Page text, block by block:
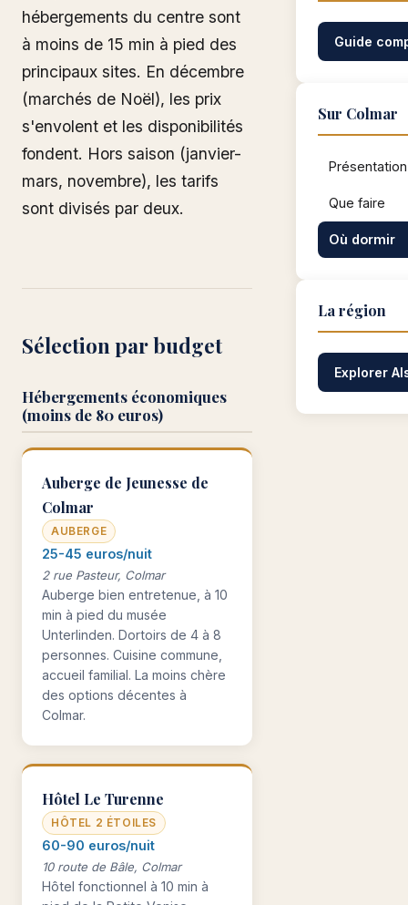
hébergements du centre sont
à moins de 15 min à pied des
principaux sites. En décembre
(marchés de Noël), les prix
s'envolent et les disponibilités
fondent. Hors saison (janvier-
mars, novembre), les tarifs
sont divisés par deux.
Sélection par budget
Hébergements économiques
(moins de 80 euros)
Auberge de Jeunesse de
Colmar
AUBERGE
25-45 euros/nuit
2 rue Pasteur, Colmar
Auberge bien entretenue, à 10
min à pied du musée
Unterlinden. Dortoirs de 4 à 8
personnes. Cuisine commune,
accueil familial. La moins chère
des options décentes à
Colmar.
Hôtel Le Turenne
HÔTEL 2 ÉTOILES
60-90 euros/nuit
10 route de Bâle, Colmar
Hôtel fonctionnel à 10 min à
Guide
Sur Colmar
Présentation
Que faire
Où dormir
La région
Explorer